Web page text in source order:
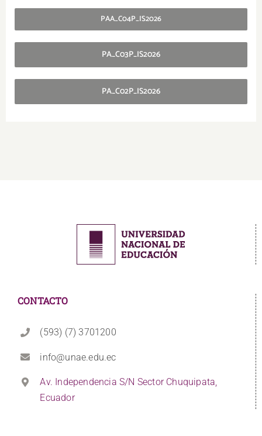
PAA_C04P_IS2026
PA_C03P_IS2026
PA_C02P_IS2026
CONTACTO
(593) (7) 3701200
info@unae.edu.ec
Av. Independencia S/N Sector Chuquipata,
Ecuador